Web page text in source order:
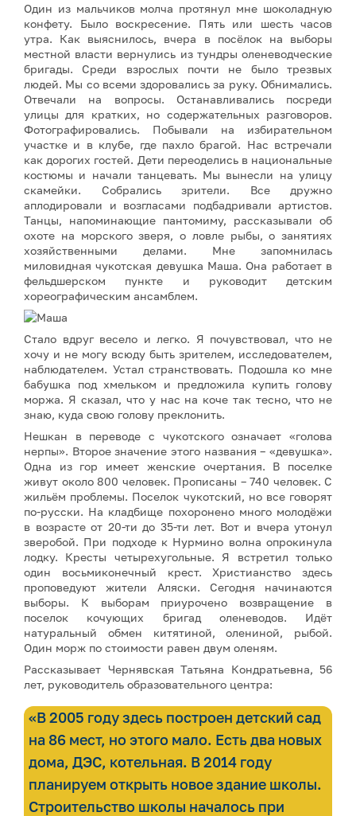
Один из мальчиков молча протянул мне шоколадную
конфету. Было воскресение. Пять или шесть часов
утра. Как выяснилось, вчера в посёлок на выборы
местной власти вернулись из тундры оленеводческие
бригады. Среди взрослых почти не было трезвых
людей. Мы со всеми здоровались за руку. Обнимались.
Отвечали на вопросы. Останавливались посреди
улицы для кратких, но содержательных разговоров.
Фотографировались. Побывали на избирательном
участке и в клубе, где пахло брагой. Нас встречали
как дорогих гостей. Дети переоделись в национальные
костюмы и начали танцевать. Мы вынесли на улицу
скамейки. Собрались зрители. Все дружно
аплодировали и возгласами подбадривали артистов.
Танцы, напоминающие пантомиму, рассказывали об
охоте на морского зверя, о ловле рыбы, о занятиях
хозяйственными делами. Мне запомнилась
миловидная чукотская девушка Маша. Она работает в
фельдшерском пункте и руководит детским
хореографическим ансамблем.
Стало вдруг весело и легко. Я почувствовал, что не
хочу и не могу всюду быть зрителем, исследователем,
наблюдателем. Устал странствовать. Подошла ко мне
бабушка под хмельком и предложила купить голову
моржа. Я сказал, что у нас на коче так тесно, что не
знаю, куда свою голову преклонить.
Нешкан в переводе с чукотского означает «голова
нерпы». Второе значение этого названия – «девушка».
Одна из гор имеет женские очертания. В поселке
живут около 800 человек. Прописаны – 740 человек. С
жильём проблемы. Поселок чукотский, но все говорят
по-русски. На кладбище похоронено много молодёжи
в возрасте от 20-ти до 35-ти лет. Вот и вчера утонул
зверобой. При подходе к Нурмино волна опрокинула
лодку. Кресты четырехугольные. Я встретил только
один восьмиконечный крест. Христианство здесь
проповедуют жители Аляски. Сегодня начинаются
выборы. К выборам приурочено возвращение в
поселок кочующих бригад оленеводов. Идёт
натуральный обмен китятиной, олениной, рыбой.
Один морж по стоимости равен двум оленям.
Рассказывает Чернявская Татьяна Кондратьевна, 56
лет, руководитель образовательного центра:
«В 2005 году здесь построен детский сад
на 86 мест, но этого мало. Есть два новых
дома, ДЭС, котельная. В 2014 году
планируем открыть новое здание школы.
Строительство школы началось при